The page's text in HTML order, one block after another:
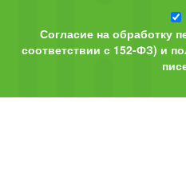
Согласие на обработку
соответствии с 152-ФЗ) и